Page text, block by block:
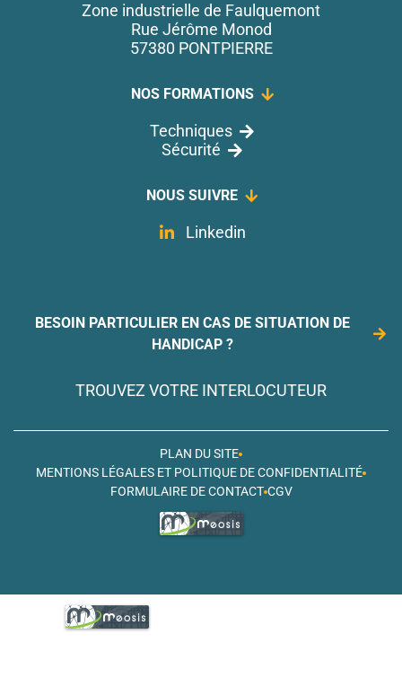
Zone industrielle de Faulquemont
Rue Jérôme Monod
57380 PONTPIERRE
NOS FORMATIONS
Techniques
Sécurité
NOUS SUIVRE
Linkedin
BESOIN PARTICULIER EN CAS DE SITUATION DE
HANDICAP ?
TROUVEZ VOTRE INTERLOCUTEUR
PLAN DU SITE
MENTIONS LÉGALES ET POLITIQUE DE CONFIDENTIALITÉ
FORMULAIRE DE CONTACT CGV